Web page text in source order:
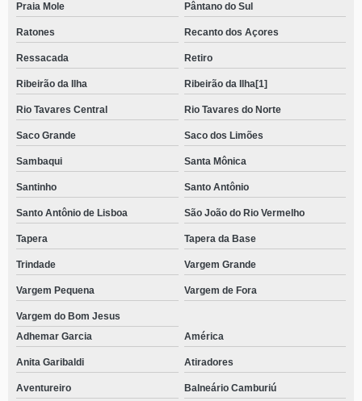
Praia Mole Pântano do Sul
Ratones Recanto dos Açores
Ressacada Retiro
Ribeirão da Ilha Ribeirão da Ilha[1]
Rio Tavares Central Rio Tavares do Norte
Saco Grande Saco dos Limões
Sambaqui Santa Mônica
Santinho Santo Antônio
Santo Antônio de Lisboa São João do Rio Vermelho
Tapera Tapera da Base
Trindade Vargem Grande
Vargem Pequena Vargem de Fora
Vargem do Bom Jesus
Adhemar Garcia
América
Anita Garibaldi Atiradores
Aventureiro Balneário Camburiú